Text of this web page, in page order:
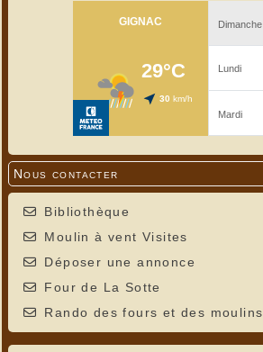
Nous contacter
Bibliothèque
Moulin à vent Visites
Déposer une annonce
Four de La Sotte
Rando des fours et des moulins